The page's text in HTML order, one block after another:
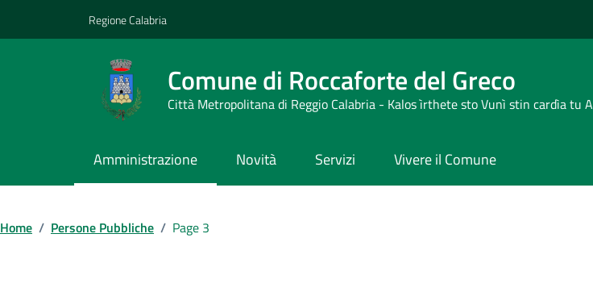
Regione Calabria
Comune di Roccaforte del Greco
Città Metropolitana di Reggio Calabria - Kalos ìrthete sto Vunì stin cardìa tu
Amministrazione Novità Servizi Vivere il Comune
Home / Persone Pubbliche / Page 3